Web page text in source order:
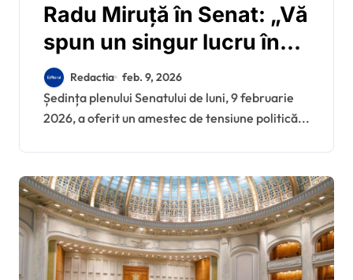
Radu Miruță în Senat: „Vă
spun un singur lucru în
două cuvinte: aveți zero
șanse”
Redactia feb. 9, 2026
Ședința plenului Senatului de luni, 9 februarie
2026, a oferit un amestec de tensiune politică...